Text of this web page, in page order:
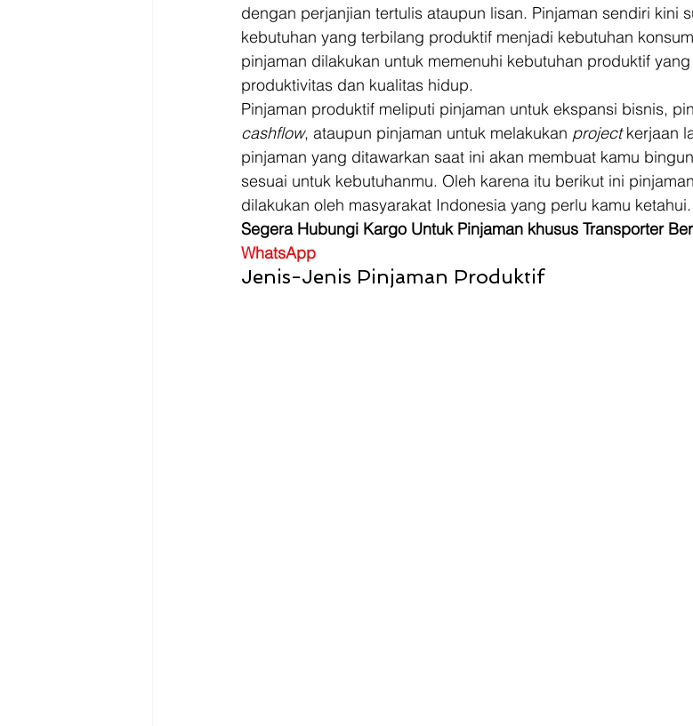
dengan perjanjian tertulis ataupun lisan. Pinjaman sendiri kini
kebutuhan yang terbilang produktif menjadi kebutuhan
pinjaman dilakukan untuk memenuhi kebutuhan produktif
produktivitas dan kualitas hidup.
Pinjaman produktif meliputi pinjaman untuk ekspansi bisnis,
cashflow, ataupun pinjaman untuk melakukan project kerjaan
pinjaman yang ditawarkan saat ini akan membuat kamu
sesuai untuk kebutuhanmu. Oleh karena itu berikut ini
dilakukan oleh masyarakat Indonesia yang perlu kamu ketahui.
Segera Hubungi Kargo Untuk Pinjaman khusus Transporter
WhatsApp
Jenis-Jenis Pinjaman Produktif